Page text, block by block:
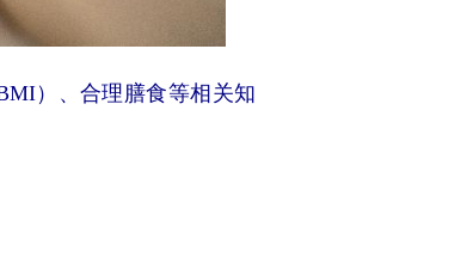
）、合理膳食等相关知